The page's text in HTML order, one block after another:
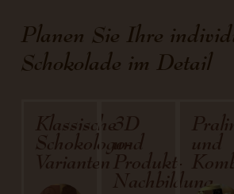
Planen Sie Ihre
Schokolade im Detail
Klassische
Schokologo-
Varianten
3D
und
Produkt-
Nachbildung
und